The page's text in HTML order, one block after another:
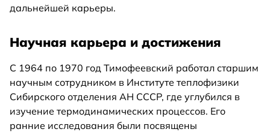
дальнейшей карьеры.
Научная карьера и достижения
С 1964 по 1970 год Тимофеевский работал старшим
научным сотрудником в Институте теплофизики
Сибирского отделения АН СССР, где углубился в
изучение термодинамических процессов. Его
ранние исследования были посвящены